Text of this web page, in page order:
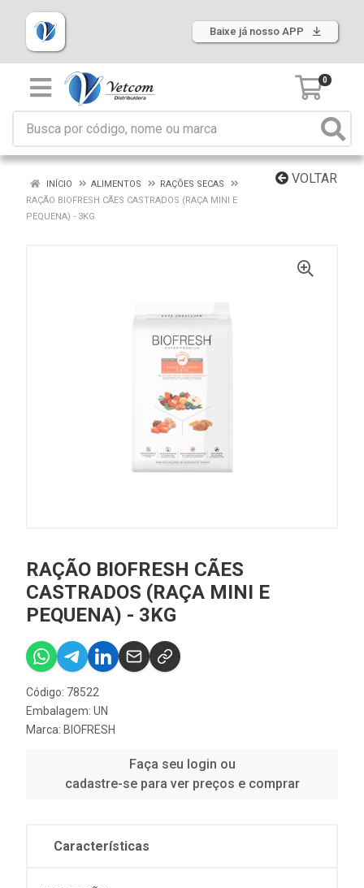
Baixe já nosso APP
0
VOLTAR
INÍCIO ALIMENTOS
RAÇÕES SECAS
RAÇÃO BIOFRESH CÃES CASTRADOS (RAÇA MINI E
PEQUENA) - 3KG
RAÇÃO BIOFRESH CÃES
CASTRADOS (RAÇA MINI E
PEQUENA) - 3KG
Código: 78522
Embalagem: UN
Marca: BIOFRESH
Faça seu login ou
cadastre-se para ver preços e comprar
Características